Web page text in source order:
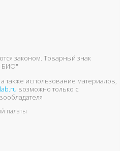
законом. Товарный знак
БИО"
также использование материалов,
возможно только с
палаты